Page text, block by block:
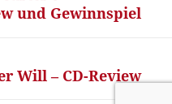
und Gewinnspiel
Will – CD-Review